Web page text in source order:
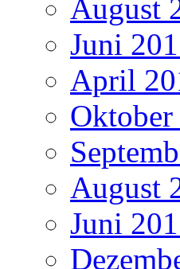
August
Juni
April
Oktober
August
Juni